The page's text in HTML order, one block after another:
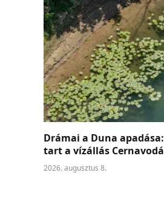
Drámai a Duna
tart a vízállás
2026. augusztus 8.